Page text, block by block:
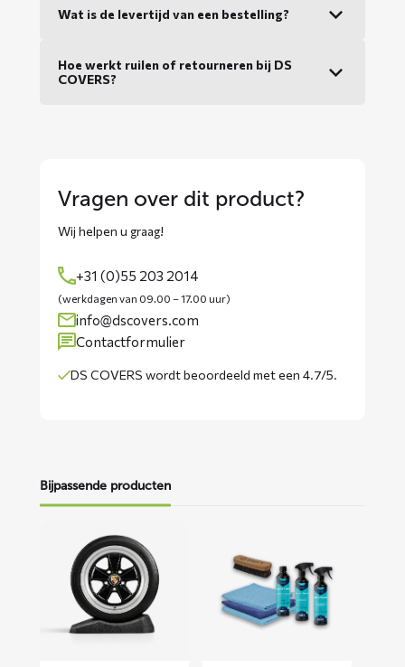
Wat is de levertijd van een bestelling?
Hoe werkt ruilen of retourneren bij DS
COVERS?
Vragen over dit product?
Wij helpen u graag!
+31 (0)55 203 2014
(werkdagen van 09.00 – 17.00 uur)
info@dscovers.com
Contactformulier
DS COVERS wordtbeoordeeld met een 4.7/5.
Bijpassende producten
Bandenbeschermers
Interieurpakket